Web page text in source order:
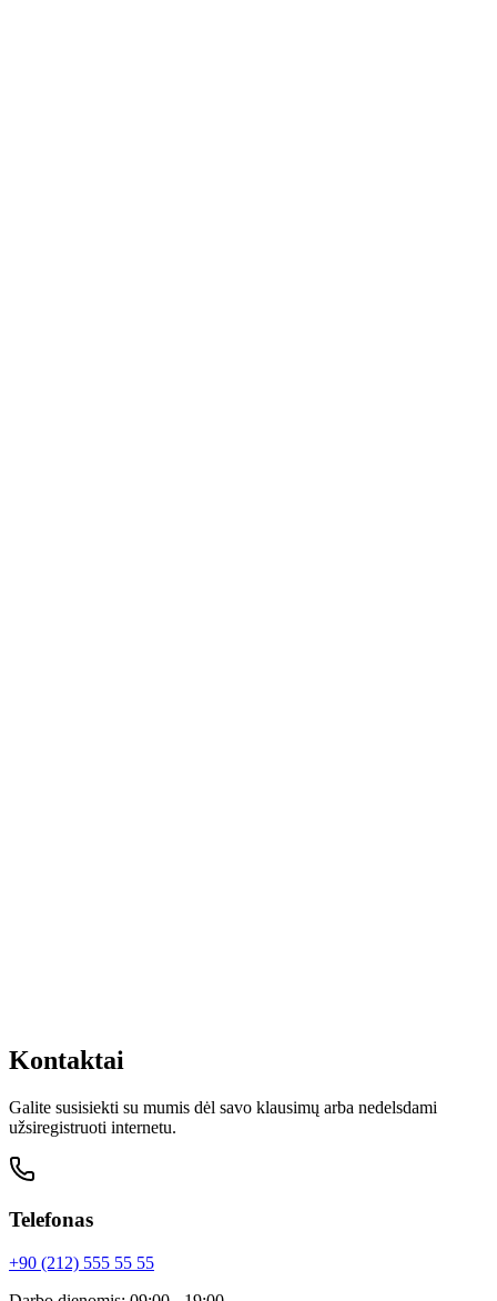
Kontaktai
Galite susisiekti su mumis dėl savo klausimų arba nedelsdami
užsiregistruoti internetu.
Telefonas
+90 (212) 555 55 55